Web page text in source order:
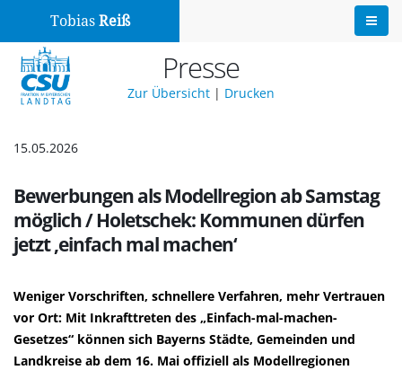
Tobias Reiß
Presse
Zur Übersicht | Drucken
15.05.2026
Bewerbungen als Modellregion ab Samstag
möglich / Holetschek: Kommunen dürfen
jetzt ‚einfach mal machen‘
Weniger Vorschriften, schnellere Verfahren, mehr Vertrauen
vor Ort: Mit Inkrafttreten des „Einfach-mal-machen-
Gesetzes“ können sich Bayerns Städte, Gemeinden und
Landkreise ab dem 16. Mai offiziell als Modellregionen